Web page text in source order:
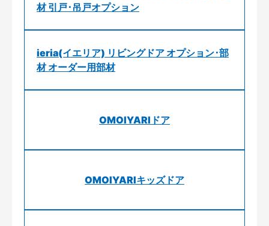
材 引戸･吊戸オプション
ieria(イエリア) リビングドア オプション･部
材 オーダー用部材
OMOIYARIドア
OMOIYARIキッズドア